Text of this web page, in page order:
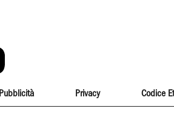
Pubblicità Privacy Codice